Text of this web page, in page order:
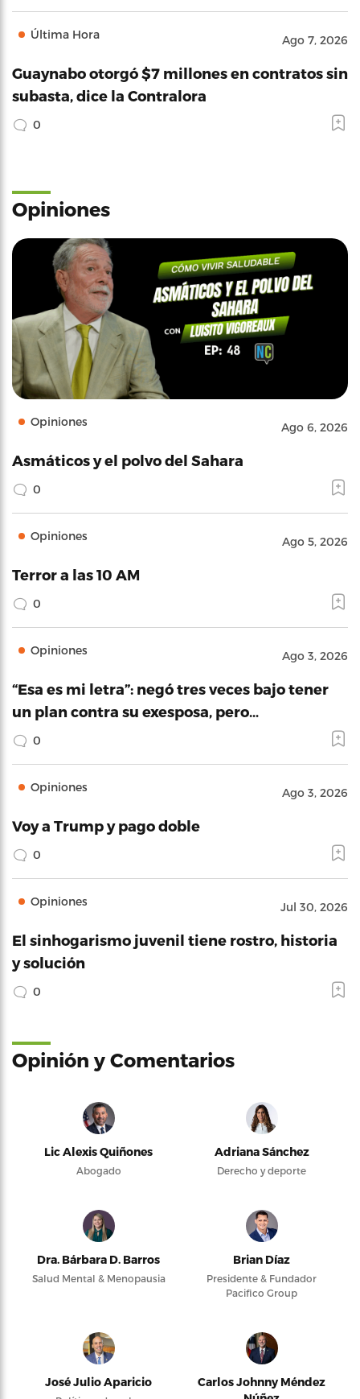
Última Hora Ago 7, 2026
Guaynabo otorgó $7 millones en contratos sin
subasta, dice la Contralora
0
Opiniones
Opiniones Ago 6, 2026
Asmáticos y el polvo del Sahara
0
Opiniones Ago 5, 2026
Terror a las 10 AM
0
Opiniones Ago 3, 2026
“Esa es mi letra”: negó tres veces bajo tener
un plan contra su exesposa, pero…
0
Opiniones Ago 3, 2026
Voy a Trump y pago doble
0
Opiniones Jul 30, 2026
El sinhogarismo juvenil tiene rostro, historia
y solución
0
Opinión y Comentarios
Lic Alexis Quiñones
Abogado
Adriana Sánchez
Derecho y deporte
Dra. Bárbara D. Barros
Salud Mental & Menopausia
Brian Díaz
Presidente & Fundador
Pacifico Group
José Julio Aparicio
Carlos Johnny Méndez